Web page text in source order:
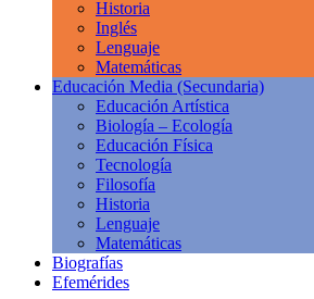
Historia
Inglés
Lenguaje
Matemáticas
Educación Media (Secundaria)
Educación Artística
Biología – Ecología
Educación Física
Tecnología
Filosofía
Historia
Lenguaje
Matemáticas
Biografías
Efemérides